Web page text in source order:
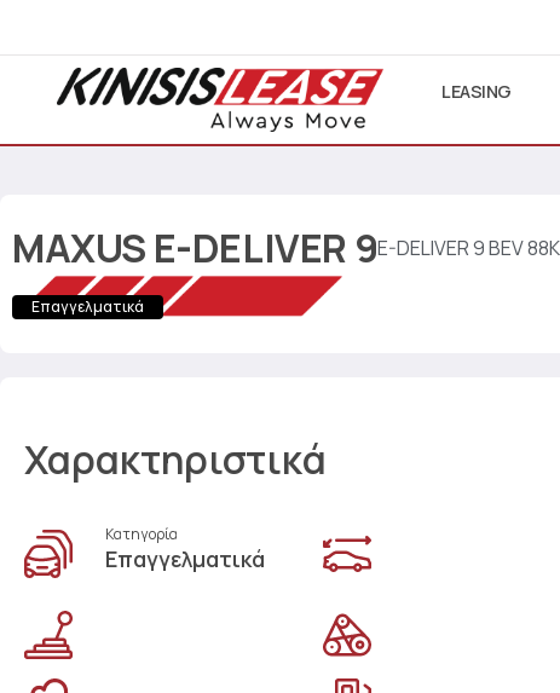
LEASING
MAXUS E-DELIVER 9E-DELIVER 9 BEV
Επαγγελματικά
Χαρακτηριστικά
Κατηγορία
Επαγγελματικά